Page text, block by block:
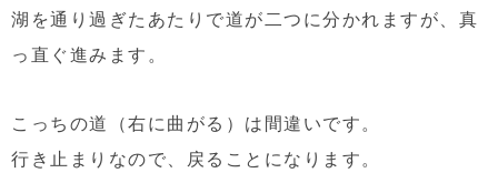
湖を通り過ぎたあたりで道が二つに分かれますが、真
っ直ぐ進みます。
こっちの道（右に曲がる）は間違いです。
行き止まりなので、戻ることになります。